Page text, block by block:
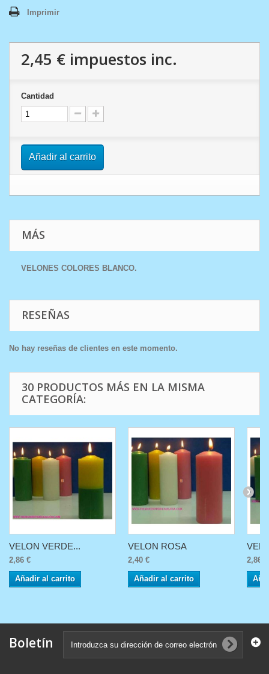
Imprimir
2,45 € impuestos inc.
Cantidad
Añadir al carrito
MÁS
VELONES COLORES BLANCO .
RESEÑAS
No hay reseñas de clientes en este momento.
30 PRODUCTOS MÁS EN LA MISMA
CATEGORÍA:
VELON VERDE...
2,86 €
Añadir al carrito
VELON ROSA
2,40 €
Añadir al carrito
2,86 €
Boletín